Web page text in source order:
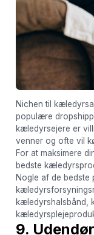
Nichen til
populære
kæledyrsejere er
venner og ofte vil
For at maksimere
bedste
Nogle af de bedste
kæledyrshalsbånd,
9.